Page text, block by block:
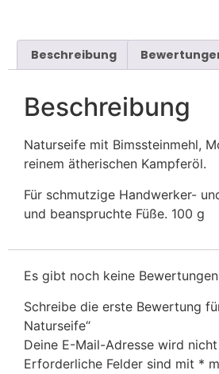
Beschreibung
Beschreibung
Naturseife mit Bimssteinmehl,
reinem ätherischen Kampferöl.
Für schmutzige Handwerker-
und beanspruchte Füße. 100 g
Es gibt noch keine
Schreibe die erste Bewertung
Naturseife“
Deine E-Mail-Adresse wird
Erforderliche Felder sind mit *